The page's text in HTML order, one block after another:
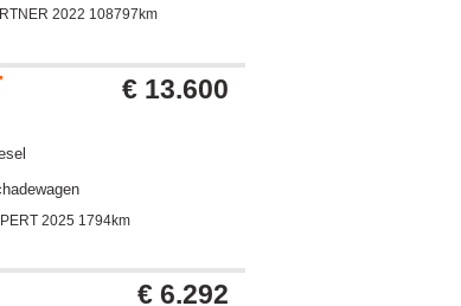
2022 108797km
€ 13.600
2025 1794km
€ 6.292